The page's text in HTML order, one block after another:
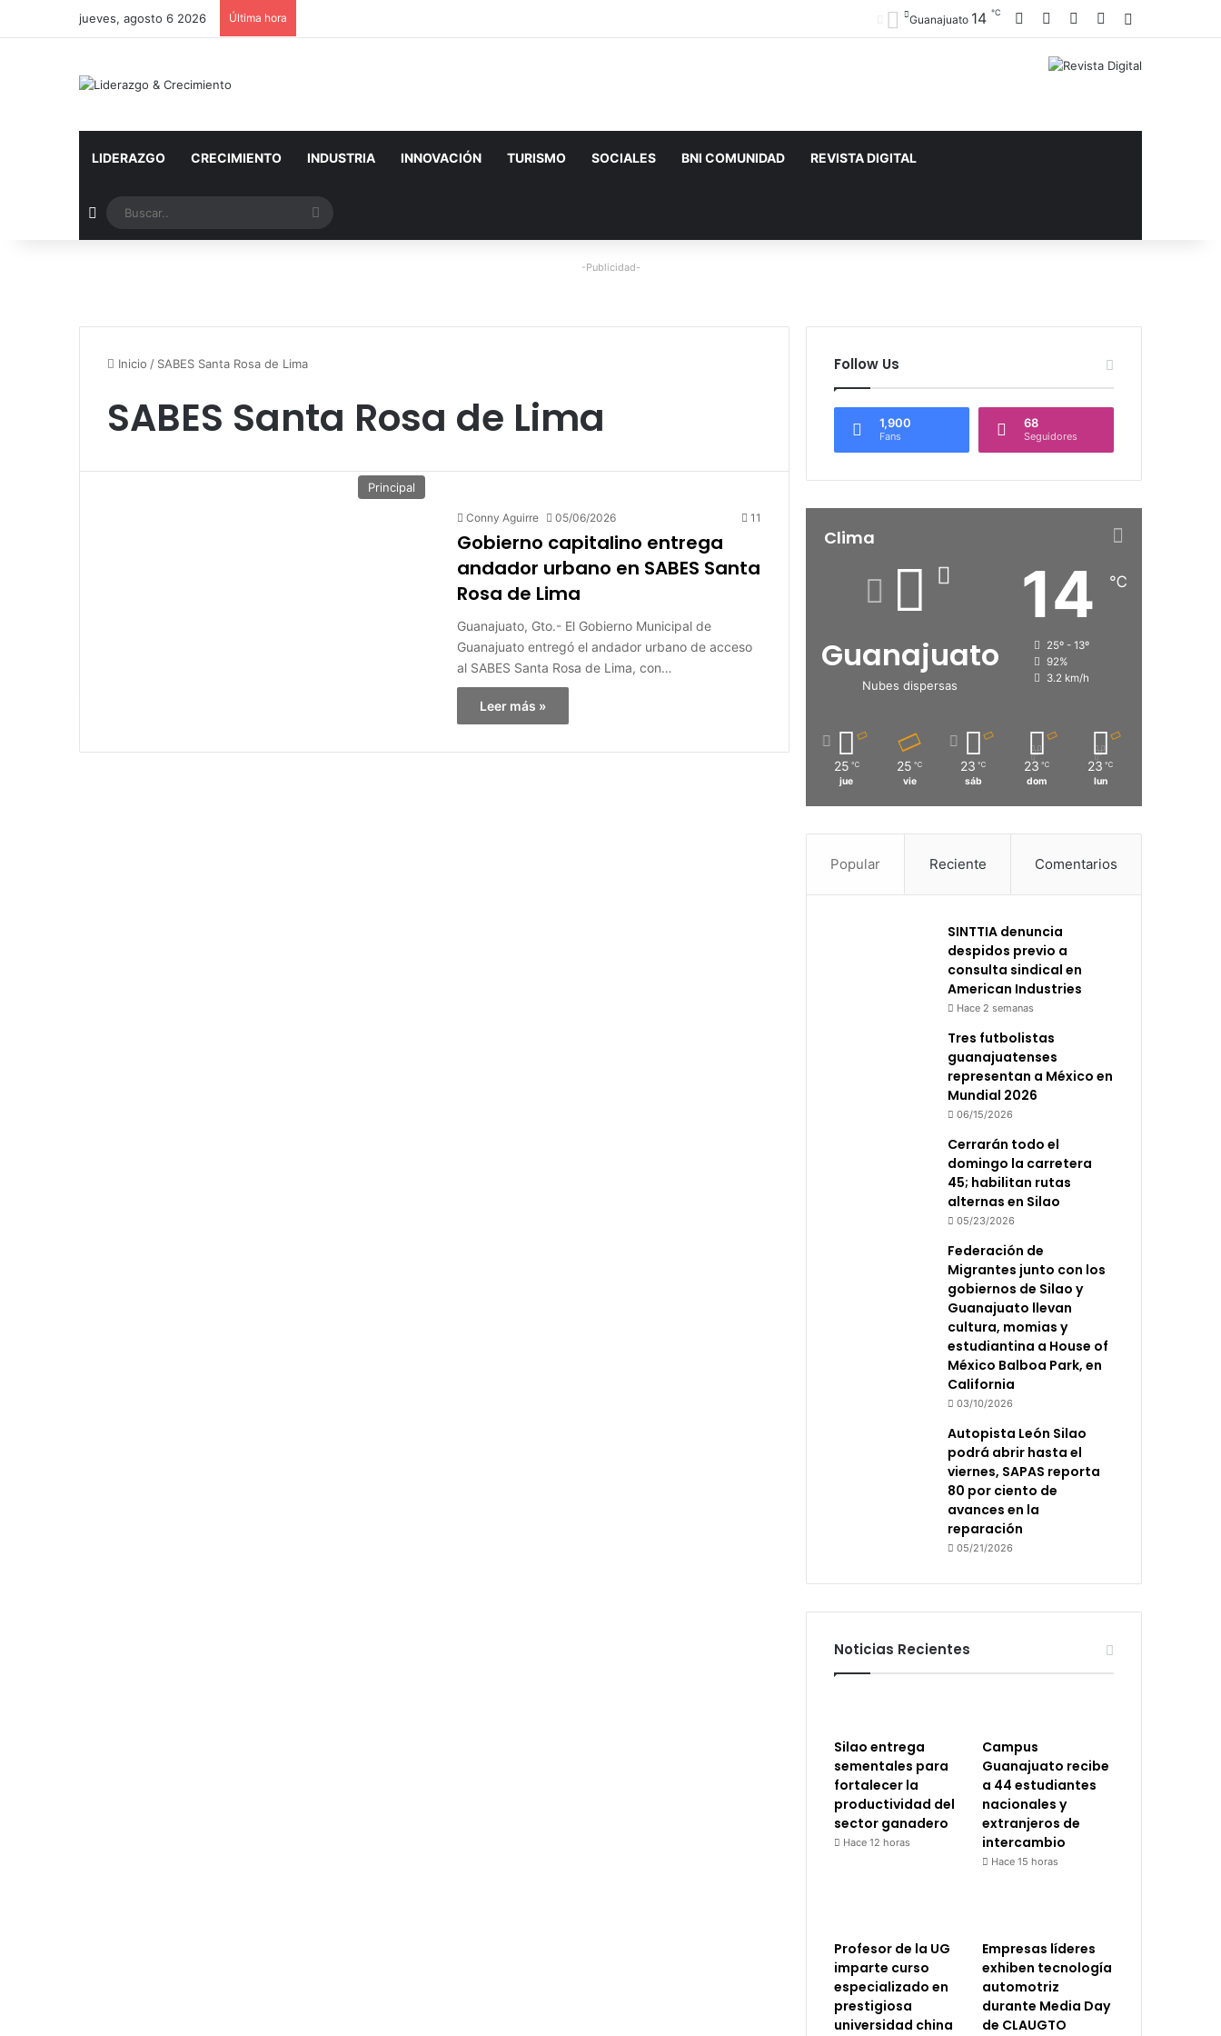
jueves, agosto 6 2026 Última hora Guanajuato 14 ℃ Facebook YouTubeInstagram
LIDERAZGO CRECIMIENTO INDUSTRIA INNOVACIÓN TURISMO SOCIALES BNI COMUNIDAD REVISTA DIGITAL
Artículo aleatorio
-Publicidad-
Inicio / SABES Santa Rosa de Lima
SABES Santa Rosa de Lima
Principal
Conny Aguirre 05/06/2026 11
Gobierno capitalino entrega
andador urbano en SABES Santa
Rosa de Lima
Guanajuato, Gto.- El Gobierno Municipal de
Guanajuato entregó el andador urbano de acceso
al SABES Santa Rosa de Lima, con…
Leer más »
Follow Us
1,900
Fans
68
Seguidores
Clima
Guanajuato
Nubes dispersas
14 ℃
25º - 13º
92%
3.2 km/h
25 ℃
jue
25 ℃
vie
23 ℃
sáb
23 ℃
dom
23 ℃
lun
Popular Reciente Comentarios
SINTTIA denuncia
despidos previo a
consulta sindical en
American Industries
Hace 2 semanas
Tres futbolistas
guanajuatenses
representan a México en
Mundial 2026
06/15/2026
Cerrarán todo el
domingo la carretera
45; habilitan rutas
alternas en Silao
05/23/2026
Federación de
Migrantes junto con los
gobiernos de Silao y
Guanajuato llevan
cultura, momias y
estudiantina a House of
México Balboa Park, en
California
03/10/2026
Autopista León Silao
podrá abrir hasta el
viernes, SAPAS reporta
80 por ciento de
avances en la
reparación
05/21/2026
Noticias Recientes
Silao entrega
sementales para
fortalecer la
productividad del
sector ganadero
Hace 12 horas
Campus
Guanajuato recibe
a 44 estudiantes
nacionales y
extranjeros de
intercambio
Hace 15 horas
Profesor de la UG
imparte curso
especializado en
prestigiosa
universidad china
Empresas líderes
exhiben tecnología
automotriz
durante Media Day
de CLAUGTO